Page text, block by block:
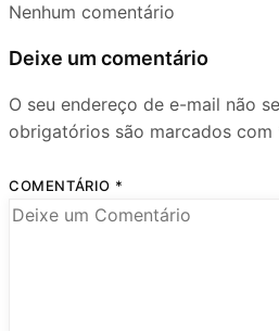
Nenhum comentário
Deixe um comentário
O seu endereço de e-mail não
obrigatórios são marcados com
COMENTÁRIO *